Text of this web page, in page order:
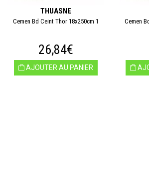
THUASNE
Cemen Bd Ceint Thor 18x250cm 1
26,84€
AJOUTER AU PANIER
Cemen